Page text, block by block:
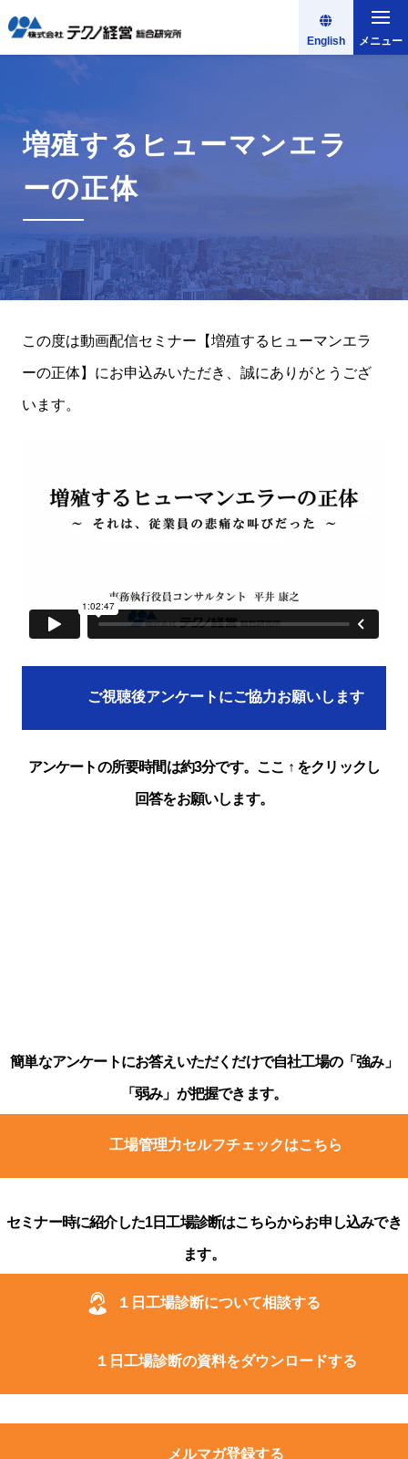
English メニュー
増殖するヒューマンエラ
ーの正体
この度は動画配信セミナー【増殖するヒューマンエラ
ーの正体】にお申込みいただき、誠にありがとうござ
います。
ご視聴後アンケートにご協力お願いします
アンケートの所要時間は約3分です。ここ ↑ をクリックし
回答をお願いします。
簡単なアンケートにお答えいただくだけで自社工場の「強み」
「弱み」が把握できます。
工場管理力セルフチェックはこちら
セミナー時に紹介した1日工場診断はこちらからお申し込みでき
ます。
１日工場診断について相談する
１日工場診断の資料をダウンロードする
メルマガ登録する